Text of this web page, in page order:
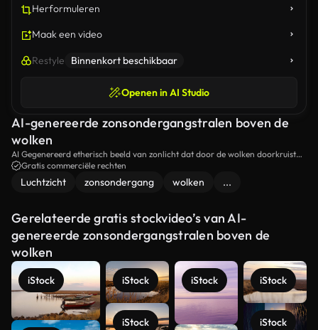
Herformuleren
Maak een video
Restyle Binnenkort beschikbaar
Openen in AI Studio
AI-genereerde zonsondergangstralen boven de
wolken
AI Gegenereerd etherisch beeld van zonlicht dat door de wolken doorkruist
bij zonsondergang, vastgelegd van bovenaf.
Gratis commerciële rechten
Luchtzicht zonsondergang wolken ...
Gerelateerde gratis stockvideo’s van AI-
genereerde zonsondergangstralen boven de
wolken
iStock iStock
iStock
iStock iStock
iStock